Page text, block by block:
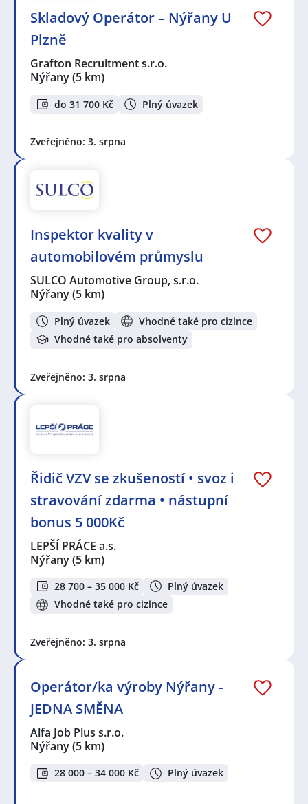
Skladový Operátor – Nýřany U
Plzně
Grafton Recruitment s.r.o.
Nýřany(5 km)
do 31 700 Kč Plný úvazek
Zveřejněno: 3. srpna
Inspektor kvality v
automobilovém průmyslu
SULCO Automotive Group, s.r.o.
Nýřany(5 km)
Plný úvazek
Vhodné také pro cizince
Vhodné také pro absolventy
Zveřejněno: 3. srpna
Řidič VZV se zkušeností • svoz i
stravování zdarma • nástupní
bonus 5 000Kč
LEPŠÍ PRÁCE a.s.
Nýřany(5 km)
28 700 – 35 000 Kč
Plný úvazek
Vhodné také pro cizince
Zveřejněno: 3. srpna
Operátor/ka výroby Nýřany -
JEDNA SMĚNA
Alfa Job Plus s.r.o.
Nýřany(5 km)
28 000 – 34 000 Kč Plný úvazek